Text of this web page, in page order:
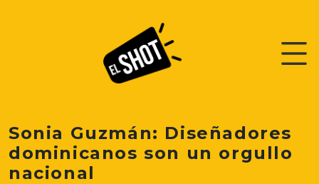
Sonia Guzmán: Diseñadores
dominicanos son un orgullo
nacional